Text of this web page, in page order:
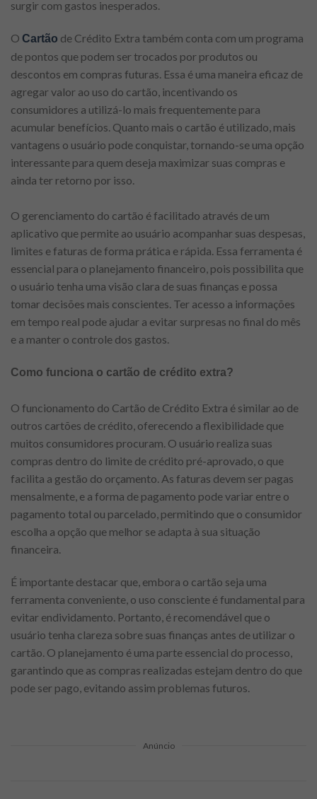
surgir com gastos inesperados.
O Cartão de Crédito Extra também conta com um programa
de pontos que podem ser trocados por produtos ou
descontos em compras futuras. Essa é uma maneira eficaz de
agregar valor ao uso do cartão, incentivando os
consumidores a utilizá-lo mais frequentemente para
acumular benefícios. Quanto mais o cartão é utilizado, mais
vantagens o usuário pode conquistar, tornando-se uma opção
interessante para quem deseja maximizar suas compras e
ainda ter retorno por isso.
O gerenciamento do cartão é facilitado através de um
aplicativo que permite ao usuário acompanhar suas despesas,
limites e faturas de forma prática e rápida. Essa ferramenta é
essencial para o planejamento financeiro, pois possibilita que
o usuário tenha uma visão clara de suas finanças e possa
tomar decisões mais conscientes. Ter acesso a informações
em tempo real pode ajudar a evitar surpresas no final do mês
e a manter o controle dos gastos.
Como funciona o cartão de crédito extra?
O funcionamento do Cartão de Crédito Extra é similar ao de
outros cartões de crédito, oferecendo a flexibilidade que
muitos consumidores procuram. O usuário realiza suas
compras dentro do limite de crédito pré-aprovado, o que
facilita a gestão do orçamento. As faturas devem ser pagas
mensalmente, e a forma de pagamento pode variar entre o
pagamento total ou parcelado, permitindo que o consumidor
escolha a opção que melhor se adapta à sua situação
financeira.
É importante destacar que, embora o cartão seja uma
ferramenta conveniente, o uso consciente é fundamental para
evitar endividamento. Portanto, é recomendável que o
usuário tenha clareza sobre suas finanças antes de utilizar o
cartão. O planejamento é uma parte essencial do processo,
garantindo que as compras realizadas estejam dentro do que
pode ser pago, evitando assim problemas futuros.
Anúncio